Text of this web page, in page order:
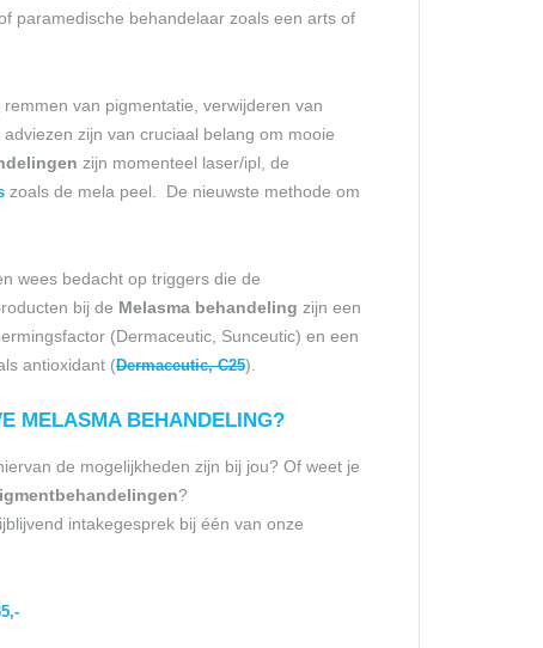
paramedische behandelaar zoals een arts of
van pigmentatie, verwijderen van
zijn van cruciaal belang om mooie
zijn momenteel laser/ipl, de
zoals de mela peel. De nieuwste methode om
wees bedacht op triggers die de
bij de Melasma behandeling zijn een
(Dermaceutic, Sunceutic) en een
antioxidant (Dermaceutic, C25).
MELASMA BEHANDELING?
de mogelijkheden zijn bij jou? Of weet je
?
intakegesprek bij één van onze